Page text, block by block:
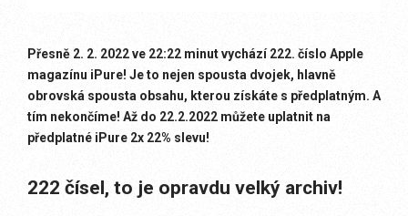
Přesně 2. 2. 2022 ve 22:22 minut vychází 222. číslo Apple
magazínu iPure! Je to nejen spousta dvojek, hlavně
obrovská spousta obsahu, kterou získáte s předplatným. A
tím nekončíme! Až do 22.2.2022 můžete uplatnit na
předplatné iPure 2x 22% slevu!
222 čísel, to je opravdu velký archiv!